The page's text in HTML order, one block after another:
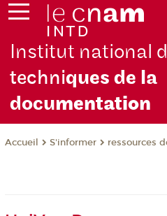
Institut national
techniques de la
documentation
Accueil S'informer ressources